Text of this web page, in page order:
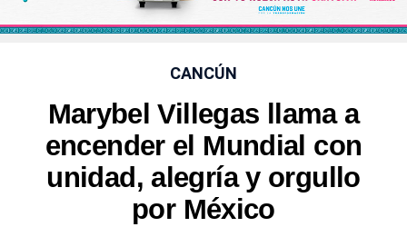
CANCÚN
Marybel Villegas llama a
encender el Mundial con
unidad, alegría y orgullo
por México